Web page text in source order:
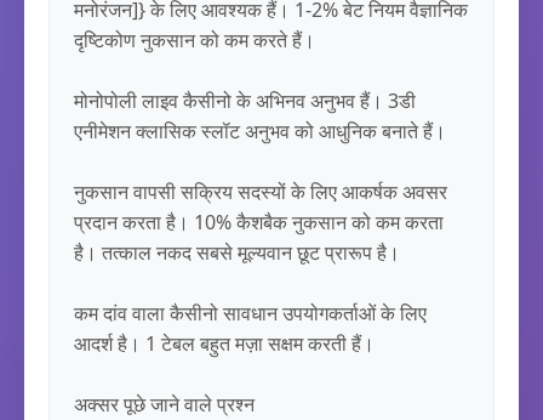
मनोरंजन]} के लिए आवश्यक हैं। 1-2% बेट नियम वैज्ञानिक
दृष्टिकोण नुकसान को कम करते हैं।
मोनोपोली लाइव कैसीनो के अभिनव अनुभव हैं। 3डी
एनीमेशन क्लासिक स्लॉट अनुभव को आधुनिक बनाते हैं।
नुकसान वापसी सक्रिय सदस्यों के लिए आकर्षक अवसर
प्रदान करता है। 10% कैशबैक नुकसान को कम करता
है। तत्काल नकद सबसे मूल्यवान छूट प्रारूप है।
कम दांव वाला कैसीनो सावधान उपयोगकर्ताओं के लिए
आदर्श है। 1 टेबल बहुत मज़ा सक्षम करती हैं।
अक्सर पूछे जाने वाले प्रश्न